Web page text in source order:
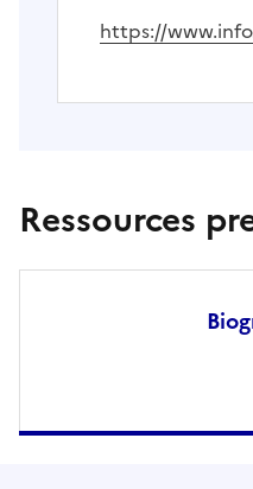
(Ouvre une
https://
Ressources